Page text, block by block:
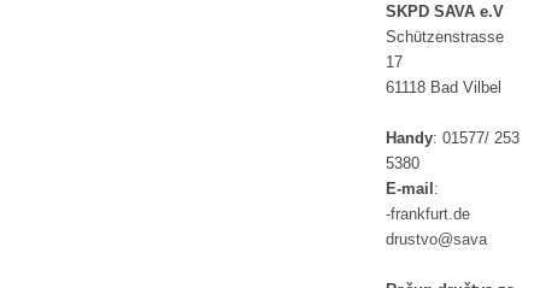
SKPD SAVA e.V
Schützenstrasse
17
61118 Bad Vilbel
Handy: 01577/ 253
5380
E-mail :
ed.tr
ufkna
rf-
av
as@ov
tsurd